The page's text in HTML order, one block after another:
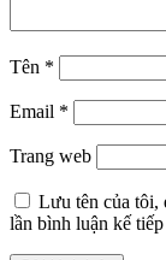
Tên *
Email *
Trang web
Lưu tên của tôi,
lần bình luận kế